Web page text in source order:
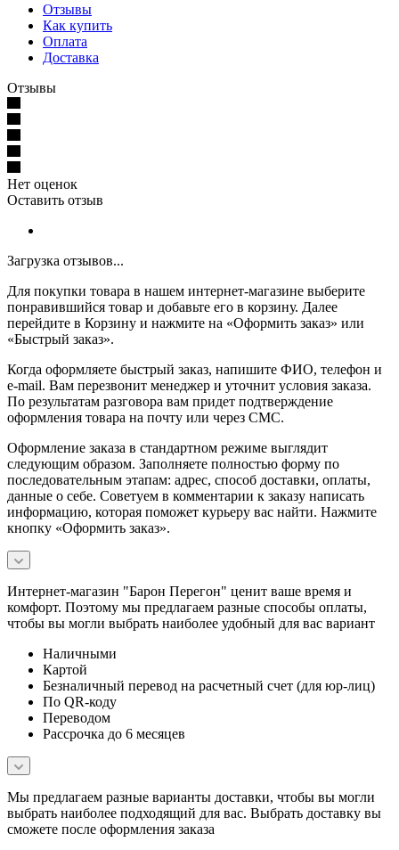
Отзывы
Как купить
Оплата
Доставка
Отзывы
Нет оценок
Оставить отзыв
Загрузка отзывов...
Для покупки товара в нашем интернет-магазине выберите
понравившийся товар и добавьте его в корзину. Далее
перейдите в Корзину и нажмите на «Оформить заказ» или
«Быстрый заказ».
Когда оформляете быстрый заказ, напишите ФИО, телефон и
e-mail. Вам перезвонит менеджер и уточнит условия заказа.
По результатам разговора вам придет подтверждение
оформления товара на почту или через СМС.
Оформление заказа в стандартном режиме выглядит
следующим образом. Заполняете полностью форму по
последовательным этапам: адрес, способ доставки, оплаты,
данные о себе. Советуем в комментарии к заказу написать
информацию, которая поможет курьеру вас найти. Нажмите
кнопку «Оформить заказ».
Интернет-магазин "Барон Перегон" ценит ваше время и
комфорт. Поэтому мы предлагаем разные способы оплаты,
чтобы вы могли выбрать наиболее удобный для вас вариант
Наличными
Картой
Безналичный перевод на расчетный счет (для юр-лиц)
По QR-коду
Переводом
Рассрочка до 6 месяцев
Мы предлагаем разные варианты доставки, чтобы вы могли
выбрать наиболее подходящий для вас. Выбрать доставку вы
сможете после оформления заказа